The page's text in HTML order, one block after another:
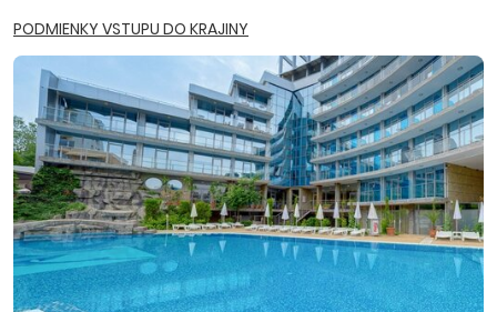
PODMIENKY VSTUPU DO KRAJINY